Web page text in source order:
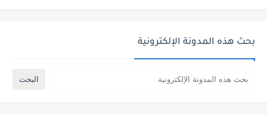
بحث هذه المدونة الإلكترونية